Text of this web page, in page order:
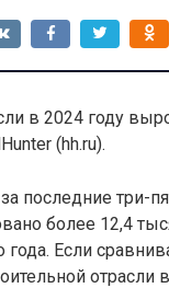
в 2024 году
(hh.ru).
последние три-
более 12,4
Если
отрасли